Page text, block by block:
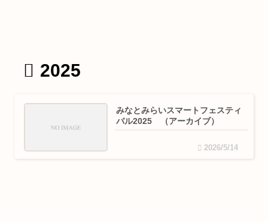
2025
みなとみらいスマートフェスティ
バル2025 （アーカイブ）
2026/5/14